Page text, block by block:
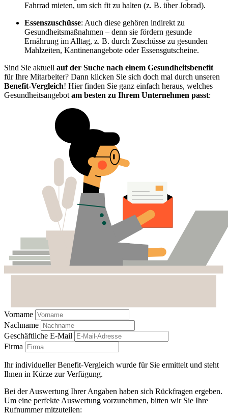
Fahrrad mieten, um sich fit zu halten (z. B. über Jobrad).
Essenszuschüsse: Auch diese gehören indirekt zu
Gesundheitsmaßnahmen – denn sie fördern gesunde
Ernährung im Alltag, z. B. durch Zuschüsse zu gesunden
Mahlzeiten, Kantinenangebote oder Essensgutscheine.
Sind Sie aktuell auf der Suche nach einem Gesundheitsbenefit
für Ihre Mitarbeiter? Dann klicken Sie sich doch mal durch unseren
Benefit-Vergleich! Hier finden Sie ganz einfach heraus, welches
Gesundheitsangebotam besten zu Ihrem Unternehmen passt:
Vorname
Nachname
Geschäftliche E-Mail
Firma
Ihr individueller Benefit-Vergleich wurde für Sie ermittelt und steht
Ihnen in Kürze zur Verfügung.
Bei der Auswertung Ihrer Angaben haben sich Rückfragen ergeben.
Um eine perfekte Auswertung vorzunehmen, bitten wir Sie Ihre
Rufnummer mitzuteilen: